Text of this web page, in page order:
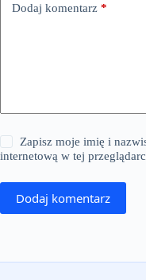
Dodaj komentarz *
Zapisz moje imię i
internetową w tej
Dodaj komentarz